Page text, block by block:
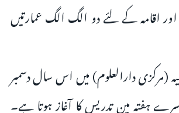
اور اقامہ کے لئے دو الگ الگ عمارتیں
(مرکزی دارالعلوم) میں اس سال دسمبر
کے تیسرے ہفتہ مین تدریس کا آغاز ہوتا ہے۔